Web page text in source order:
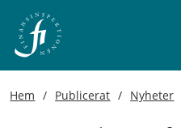
Hem Publicerat Nyheter